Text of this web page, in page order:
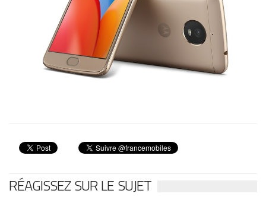
RÉAGISSEZ SUR LE SUJET